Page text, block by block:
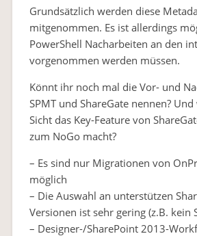
Grundsätzlich werden diese
mitgenommen. Es ist allerdings
PowerShell Nacharbeiten an den
vorgenommen werden müssen.
Könnt ihr noch mal die Vor- und
SPMT und ShareGate nennen?
Sicht das Key-Feature von
zum NoGo macht?
– Es sind nur Migrationen von
möglich
– Die Auswahl an unterstützen
Versionen ist sehr gering (z.B. kein
– Designer-/SharePoint 2013-